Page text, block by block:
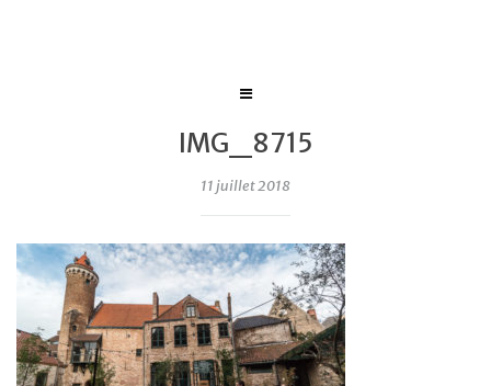
IMG_8715
11 juillet 2018